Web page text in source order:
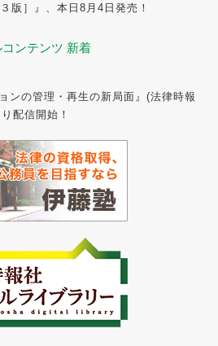
版］』、本日8月4日発売！
ンテンツ 新着
ンの管理・再生の新局面』(法律時報
配信開始！